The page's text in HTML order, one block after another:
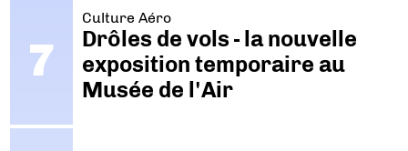
Culture Aéro
Drôles de vols - la nouvelle
exposition temporaire au
Musée de l'Air